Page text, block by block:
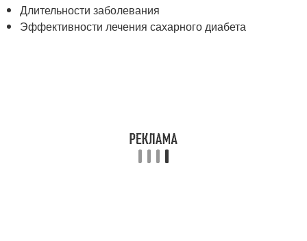
Длительности заболевания
Эффективности лечения сахарного диабета